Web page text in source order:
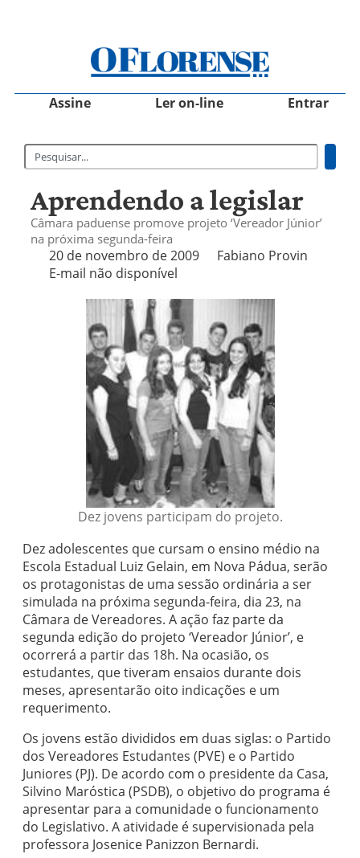
Assine Ler on-line Entrar
Aprendendo a legislar
Câmara paduense promove projeto ‘Vereador Júnior’
na próxima segunda-feira
20 de novembro de 2009
Fabiano Provin
E-mail não disponível
Dez jovens participam do projeto.
Dez adolescentes que cursam o ensino médio na
Escola Estadual Luiz Gelain, em Nova Pádua, serão
os protagonistas de uma sessão ordinária a ser
simulada na próxima segunda-feira, dia 23, na
Câmara de Vereadores. A ação faz parte da
segunda edição do projeto ‘Vereador Júnior’, e
ocorrerá a partir das 18h. Na ocasião, os
estudantes, que tiveram ensaios durante dois
meses, apresentarão oito indicações e um
requerimento.
Os jovens estão divididos em duas siglas: o Partido
dos Vereadores Estudantes (PVE) e o Partido
Juniores (PJ). De acordo com o presidente da Casa,
Silvino Maróstica (PSDB), o objetivo do programa é
apresentar para a comunidade o funcionamento
do Legislativo. A atividade é supervisionada pela
professora Josenice Panizzon Bernardi.